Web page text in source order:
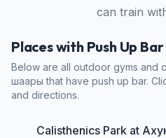
can train
Places with Push Up
Below are all outdoor gyms and
шаары that have push up bar.
and directions.
Calisthenics Park at